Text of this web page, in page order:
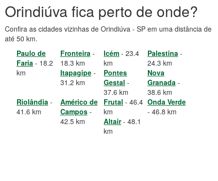
Orindiúva fica perto de onde?
Confira as cidades vizinhas de Orindiúva - SP em uma distância de
até 50 km.
Paulo de
Faria - 18.2
km
Fronteira-
18.3 km
Icém - 23.4
km
Palestina-
24.3 km
Itapagipe-
31.2 km
Pontes
Gestal -
37.6 km
Nova
Granada-
38.6 km
Riolândia -
41.6 km
Américo de
Campos-
42.5 km
Frutal - 46.4
km
Onda Verde
- 46.8 km
Altair- 48.1
km